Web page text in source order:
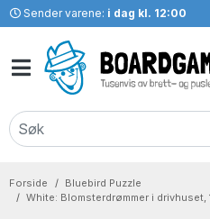
Sender varene: i dag kl. 12:00
Forside
Bluebird Puzzle
White: Blomsterdrømmer i drivhuset,